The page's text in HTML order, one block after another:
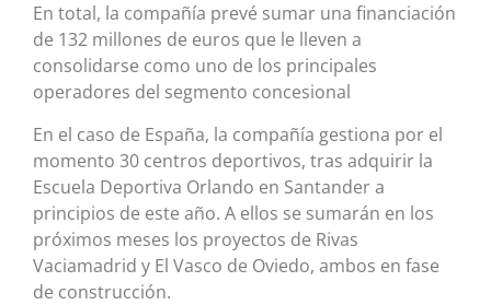
En total, la compañía prevé sumar una financiación
de 132 millones de euros que le lleven a
consolidarse como uno de los principales
operadores del segmento concesional
En el caso de España, la compañía gestiona por el
momento 30 centros deportivos, tras adquirir la
Escuela Deportiva Orlando en Santander a
principios de este año. A ellos se sumarán en los
próximos meses los proyectos de Rivas
Vaciamadrid y El Vasco de Oviedo, ambos en fase
de construcción.